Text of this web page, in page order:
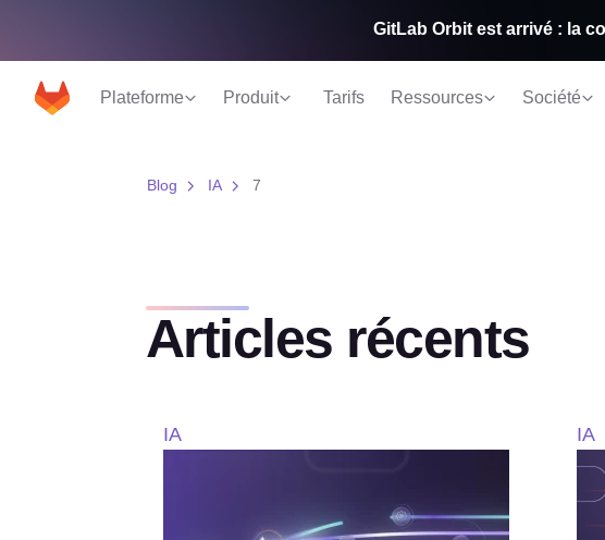
Plateforme Produit Tarifs Ressources Société
GitLab Orbit est arrivé : la
Blog IA 7
Articles récents
IA IA